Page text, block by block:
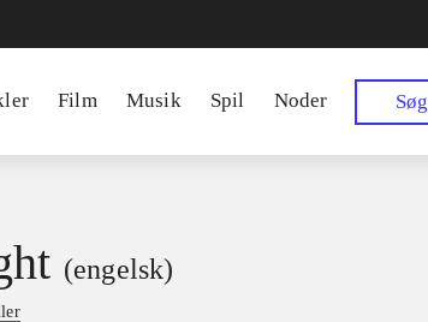
Film Musik Spil Noder Søg
(engelsk)